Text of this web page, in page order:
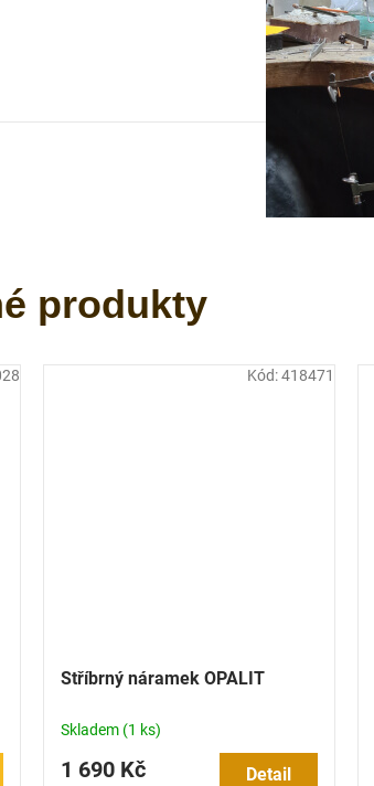
Stříbrný náramek OPALIT
Skladem (1 ks)
1 690 Kč Detail
Kód:418471